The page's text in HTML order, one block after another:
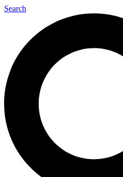
Search